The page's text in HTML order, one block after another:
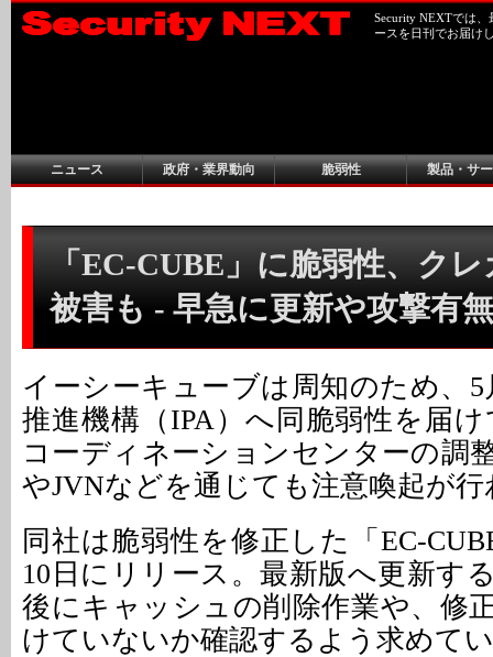
Security NEXTでは
ースを日刊でお届け
ニュース 政府・業界動向 脆弱性 製品・サ
「EC-CUBE」に脆弱性、ク
被害も - 早急に更新や攻撃有
イーシーキューブは周知のため、5
推進機構（IPA）へ同脆弱性を届け
コーディネーションセンターの調
やJVNなどを通じても注意喚起が
同社は脆弱性を修正した「EC-
10日にリリース。最新版へ更新す
後にキャッシュの削除作業や、修
けていないか確認するよう求めて